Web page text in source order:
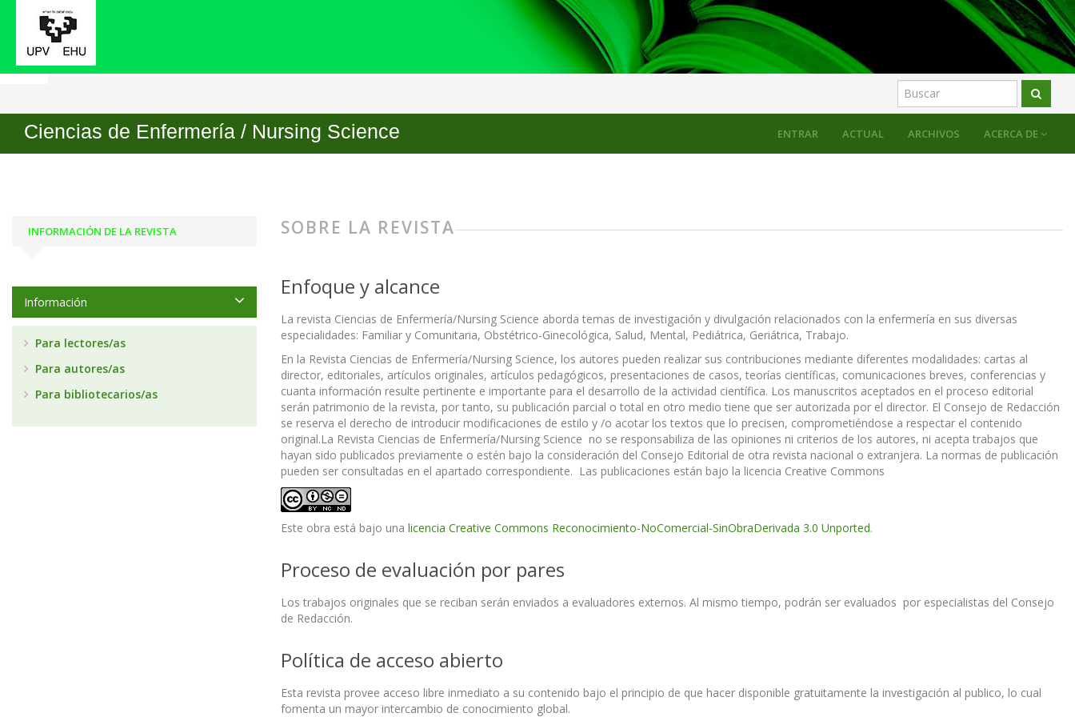
ACTUAL ARCHIVOS ACERCA DE
ENTRAR
Ciencias de Enfermería / Nursing Science
Inicio Sobre la revista
SOBRE LA REVISTA
Enfoque y alcance
La revista Ciencias de Enfermería/Nursing Science aborda temas de investigación y divulgación relacionados con la enfermería en sus diversas
especialidades: Familiar y Comunitaria, Obstétrico-Ginecológica, Salud, Mental, Pediátrica, Geriátrica, Trabajo.
En la Revista Ciencias de Enfermería/Nursing Science, los autores pueden realizar sus contribuciones mediante diferentes modalidades: cartas al
director, editoriales, artículos originales, artículos pedagógicos, presentaciones de casos, teorías científicas, comunicaciones breves, conferencias y
cuanta información resulte pertinente e importante para el desarrollo de la actividad científica. Los manuscritos aceptados en el proceso editorial
serán patrimonio de la revista, por tanto, su publicación parcial o total en otro medio tiene que ser autorizada por el director. El Consejo de Redacción
se reserva el derecho de introducir modificaciones de estilo y /o acotar los textos que lo precisen, comprometiéndose a respectar el contenido
original.La Revista Ciencias de Enfermería/Nursing Science no se responsabiliza de las opiniones ni criterios de los autores, ni acepta trabajos que
hayan sido publicados previamente o estén bajo la consideración del Consejo Editorial de otra revista nacional o extranjera. La normas de publicación
pueden ser consultadas en el apartado correspondiente. Las publicaciones están bajo la licencia Creative Commons
Este obra está bajo una licencia Creative Commons Reconocimiento-NoComercial-SinObraDerivada 3.0 Unported.
Proceso de evaluación por pares
Los trabajos originales que se reciban serán enviados a evaluadores externos. Al mismo tiempo, podrán ser evaluados por especialistas del Consejo
de Redacción.
Política de acceso abierto
Esta revista provee acceso libre inmediato a su contenido bajo el principio de que hacer disponible gratuitamente la investigación al publico, lo cual
fomenta un mayor intercambio de conocimiento global.
INFORMACIÓN DE LA REVISTA
Información
Para lectores/as
Para autores/as
Para bibliotecarios/as